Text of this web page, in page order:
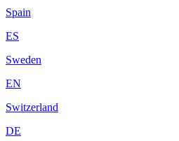
Spain
ES
Sweden
EN
Switzerland
DE